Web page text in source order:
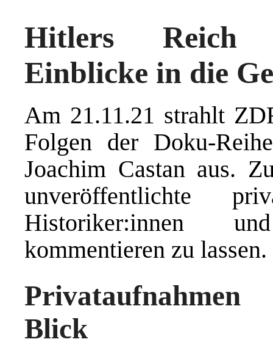
Hitlers Reich
Einblicke in die
Am 21.11.21 strahlt
Folgen der Doku-
Joachim Castan aus.
unveröffentlichte
Historiker:innen
kommentieren zu lassen.
Blick